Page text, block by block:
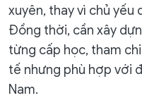
xuyên, thay vì chủ yếu
Đồng thời, cần xây
từng cấp học, tham
tế nhưng phù hợp với
Nam.